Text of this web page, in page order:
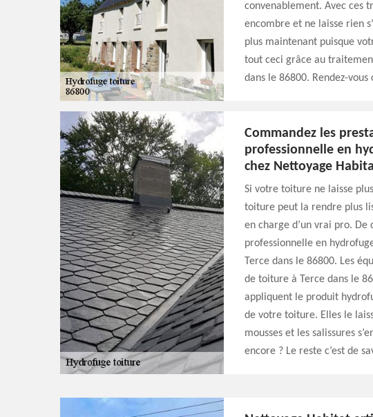
convenablement. Avec ces
encombre et ne laisse rien
plus maintenant puisque
tout ceci grâce au
dans le 86800. Rendez-
Commandez les
professionnelle en
chez Nettoyage
Si votre toiture ne laisse
toiture peut la rendre plus
en charge d’un vrai pro. De
professionnelle en
Terce dans le 86800. Les
de toiture à Terce dans le
appliquent le produit
de votre toiture. Elles le
mousses et les salissures
encore ? Le reste c’est de